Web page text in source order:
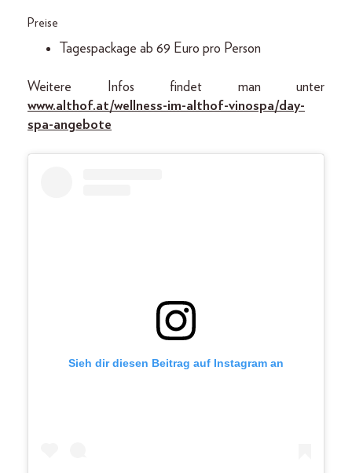
Preise
Tagespackage ab 69 Euro pro Person
Weitere Infos findet man unter
www.althof.at/wellness-im-althof-vinospa/day-
spa-angebote
Sieh dir diesen Beitrag auf Instagram an